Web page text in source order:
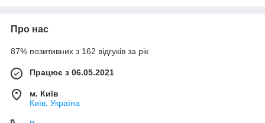
твори та багато інших жанрів.
придбати книжкові новинки та знайти улюблені бестселери.
подарунок або для поповнення домашньої бібліотеки, у
Замовляйте художню літературу в інтернет-магазині
Про нас
87% позитивних з 162 відгуків за рік
Працює з 06.05.2021
м. Київ
Київ, Україна